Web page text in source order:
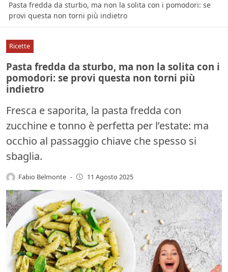
Pasta fredda da sturbo, ma non la solita con i pomodori: se
provi questa non torni più indietro
Ricette
Pasta fredda da sturbo, ma non la solita con i
pomodori: se provi questa non torni più
indietro
Fresca e saporita, la pasta fredda con
zucchine e tonno è perfetta per l’estate: ma
occhio al passaggio chiave che spesso si
sbaglia.
Fabio Belmonte - 11 Agosto 2025